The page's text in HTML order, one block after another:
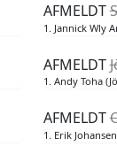
AFMELDT
1. Jannick Wly
AFMELDT
1. Andy Toha
AFMELDT
1. Erik